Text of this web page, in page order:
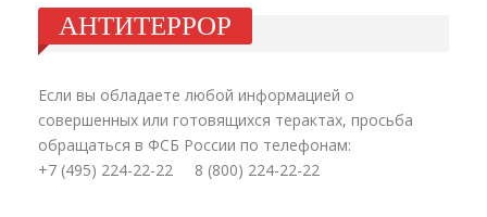
АНТИТЕРРОР
Если вы обладаете любой информацией о
совершенных или готовящихся терактах, просьба
обращаться в ФСБ России по телефонам:
+7 (495) 224-22-22 8 (800) 224-22-22